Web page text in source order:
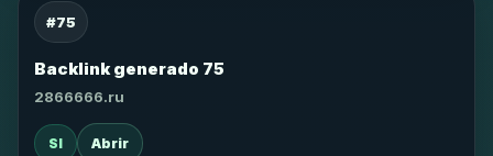
#75
Backlink generado 75
2866666.ru
SI Abrir